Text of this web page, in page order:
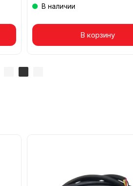
Товар в корзине
В наличии
В корзину